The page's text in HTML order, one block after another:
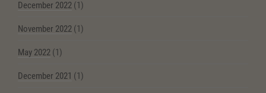
December 2022 (1)
November 2022 (1)
May 2022 (1)
December 2021 (1)